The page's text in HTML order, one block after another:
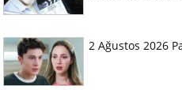
2 Ağustos 2026